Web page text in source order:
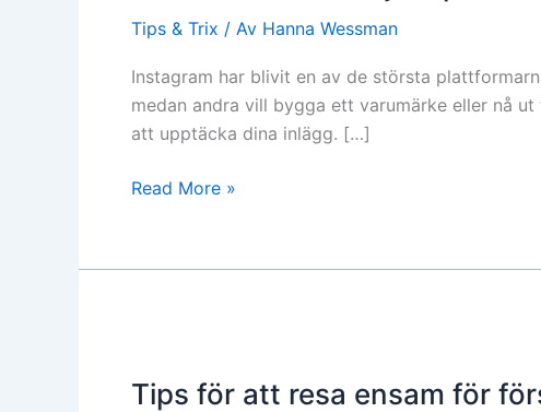
Tips & Trix / Av Hanna Wessman
Instagram har blivit en av de största
medan andra vill bygga ett varumärke eller nå
att upptäcka dina inlägg. […]
Read More »
Tips för att resa ensam för
att